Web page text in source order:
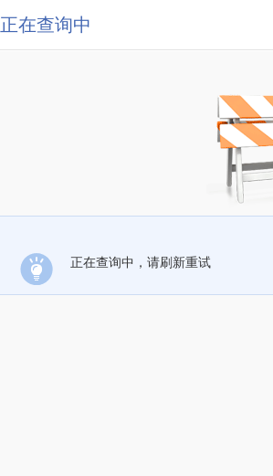
正在查询中
正在查询中，请刷新重试